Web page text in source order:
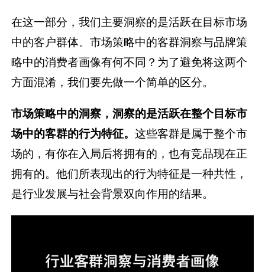
在这一部分，我们主要洞察的是活跃在目标市场
中的客户群体。市场策略中的客群洞察与品牌策
略中的消费者画像有何不同？为了避免将这两个
方面混淆，我们要先做一个简单的区分。
市场策略中的洞察，洞察的是活跃在整个目标市
场中的客群的行为特征。这些客群是属于整个市
场的，有你在入局后将拥有的，也有竞品现在正
拥有的。他们所表现出的行为特征是一种共性，
是行业发展与社会背景双向作用的结果。